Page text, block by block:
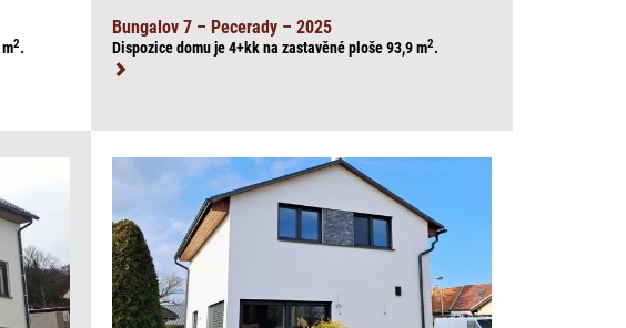
m2.
Bungalov 7 – Pecerady – 2025
Dispozice domu je 4+kk na zastavěné ploše 93,9m2.